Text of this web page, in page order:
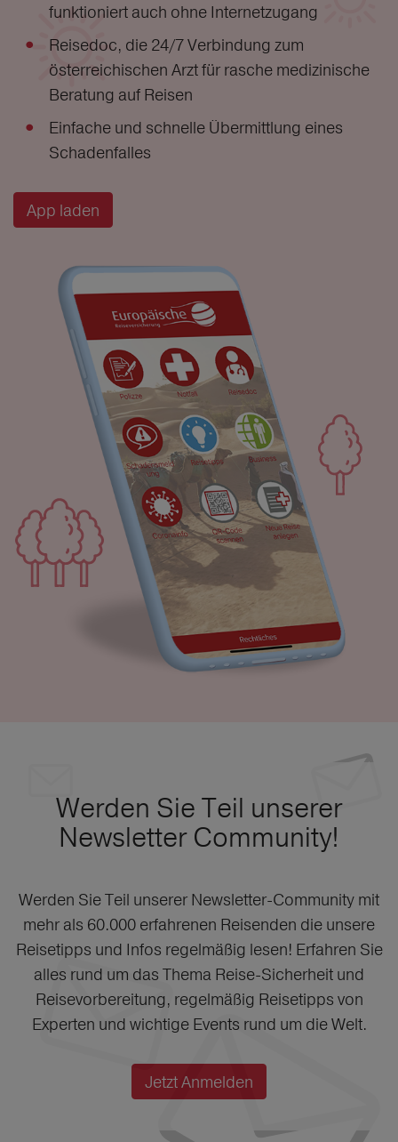
funktioniert auch ohne Internetzugang
Reisedoc, die 24/7 Verbindung zum
österreichischen Arzt für rasche medizinische
Beratung auf Reisen
Einfache und schnelle Übermittlung eines
Schadenfalles
App laden
Werden Sie Teil unserer
Newsletter Community!
Werden Sie Teil unserer Newsletter-Community mit
mehr als 60.000 erfahrenen Reisenden die unsere
Reisetipps und Infos regelmäßig lesen! Erfahren Sie
alles rund um das Thema Reise-Sicherheit und
Reisevorbereitung, regelmäßig Reisetipps von
Experten und wichtige Events rund um die Welt.
Jetzt Anmelden